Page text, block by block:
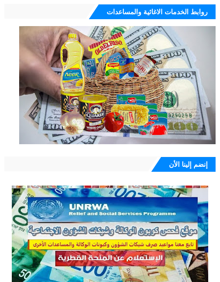
روابط الخدمات الاغاثية والمساعدات
إنضم إلينا الأن